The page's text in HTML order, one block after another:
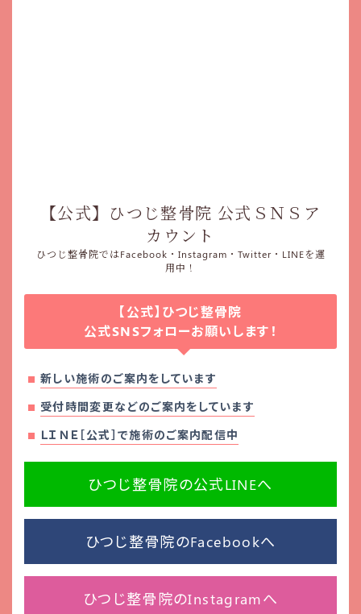
【公式】ひつじ整骨院 公式ＳＮＳア
カウント
ひつじ整骨院ではFacebook・Instagram・Twitter・LINEを運
用中！
【公式】ひつじ整骨院
公式SNSフォローお願いします！
新しい施術のご案内をしています
受付時間変更などのご案内をしています
ＬＩＮＥ［公式］で施術のご案内配信中
ひつじ整骨院の公式LINEへ
ひつじ整骨院のFacebookへ
ひつじ整骨院のInstagramへ